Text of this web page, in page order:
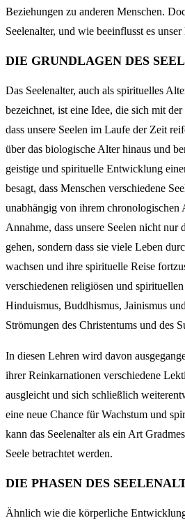
Beziehungen zu anderen Menschen.
Seelenalter, und wie beeinflusst es unser
DIE GRUNDLAGEN DES
Das Seelenalter, auch als spirituelles
bezeichnet, ist eine Idee, die sich mit
dass unsere Seelen im Laufe der Zeit
über das biologische Alter hinaus und
geistige und spirituelle Entwicklung
besagt, dass Menschen verschiedene
unabhängig von ihrem chronologischen
Annahme, dass unsere Seelen nicht nur
gehen, sondern dass sie viele Leben
wachsen und ihre spirituelle Reise
verschiedenen religiösen und
Hinduismus, Buddhismus, Jainismus
Strömungen des Christentums und des
In diesen Lehren wird davon
ihrer Reinkarnationen verschiedene
ausgleicht und sich schließlich
eine neue Chance für Wachstum und
kann das Seelenalter als ein Art
Seele betrachtet werden.
DIE PHASEN DES
Ähnlich wie die körperliche